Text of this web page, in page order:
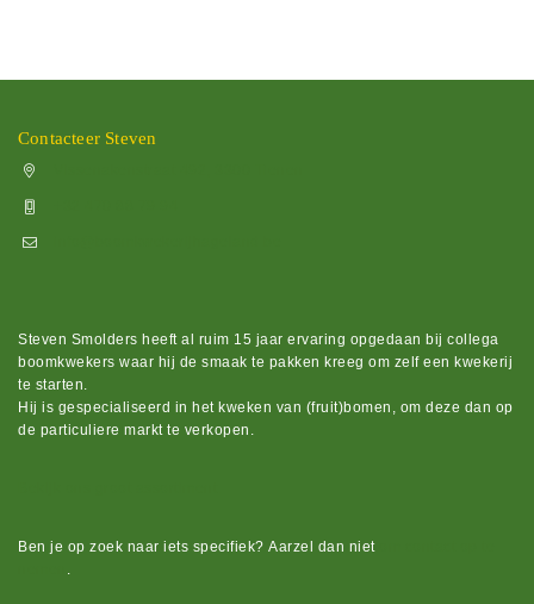
Contacteer Steven
Steven Smolders heeft al ruim 15 jaar ervaring opgedaan bij collega
boomkwekers waar hij de smaak te pakken kreeg om zelf een kwekerij
te starten.
Hij is gespecialiseerd in het kweken van (fruit)bomen, om deze dan op
de particuliere markt te verkopen.
Ben je op zoek naar iets specifiek? Aarzel dan niet
.